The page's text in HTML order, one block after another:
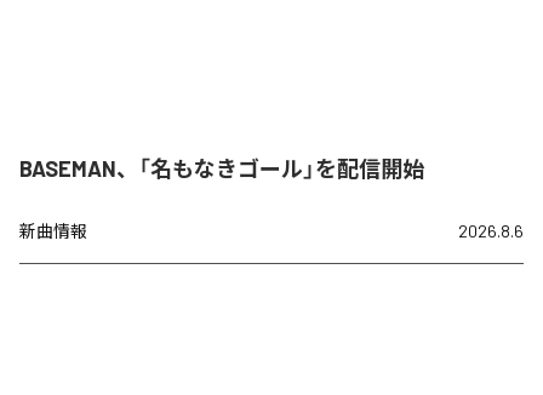
BASEMAN、「名もなきゴール」を配信開始
新曲情報 2026.8.6